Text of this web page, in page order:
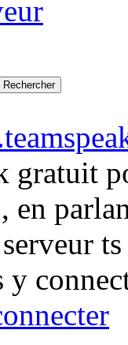
gratuit
en
y